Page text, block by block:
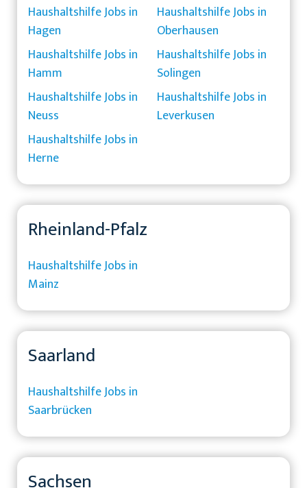
Haushaltshilfe Jobs in
Hagen
Haushaltshilfe Jobs in
Oberhausen
Haushaltshilfe Jobs in
Hamm
Haushaltshilfe Jobs in
Solingen
Haushaltshilfe Jobs in
Neuss
Haushaltshilfe Jobs in
Leverkusen
Haushaltshilfe Jobs in
Herne
Rheinland-Pfalz
Haushaltshilfe Jobs in
Mainz
Saarland
Haushaltshilfe Jobs in
Saarbrücken
Sachsen